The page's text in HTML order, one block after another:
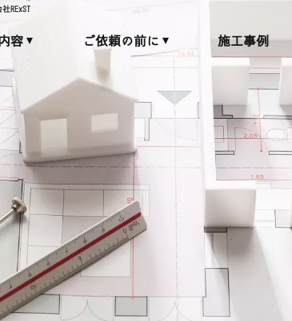
RExST
容 ご依頼の前に 施工事例